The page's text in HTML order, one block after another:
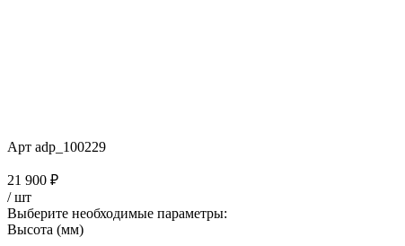
Арт adp_100229
21 900 ₽
/шт
Выберите необходимые параметры:
Высота (мм)